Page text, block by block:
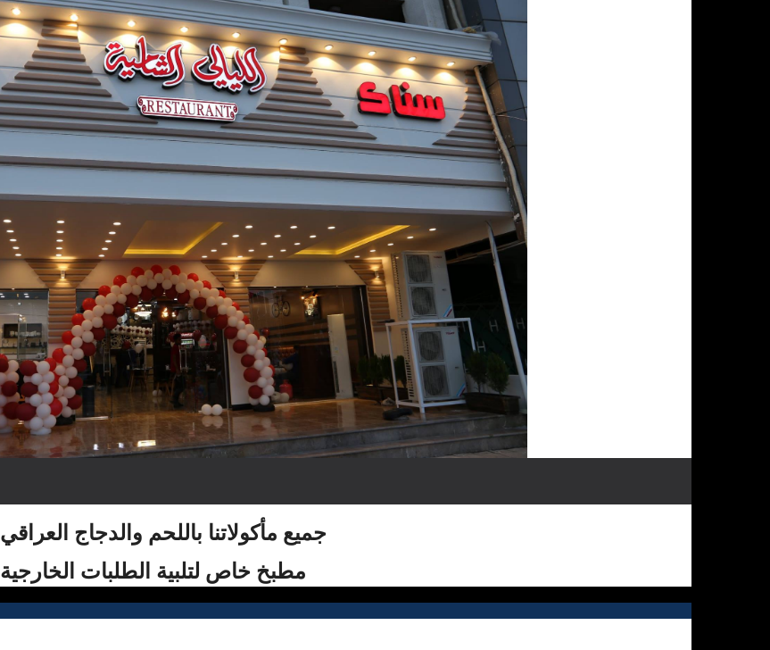
جميع مأكولاتنا باللحم والدجاج العراقي
مطبخ خاص لتلبية الطلبات الخارجية